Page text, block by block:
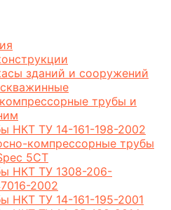
зданий и сооружений
трубы и
НКТ ТУ 14-161-198-2002
компрессорные трубы
5CT
НКТ ТУ 1308-206-
2002
НКТ ТУ 14-161-195-2001